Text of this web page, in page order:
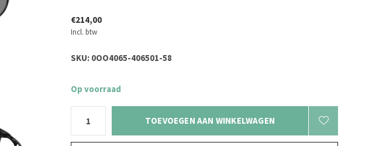
€214,00
Incl. btw
SKU: 0OO4065-406501-58
Op voorraad
TOEVOEGEN AAN WINKELWAGEN